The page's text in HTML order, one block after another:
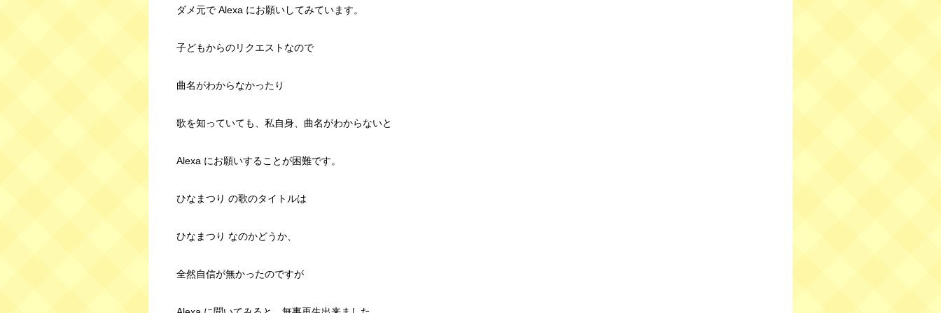
ダメ元で Alexa にお願いしてみています。
子どもからのリクエストなので
曲名がわからなかったり
歌を知っていても、私自身、曲名がわからないと
Alexa にお願いすることが困難です。
ひなまつり の歌のタイトルは
ひなまつり なのかどうか、
全然自信が無かったのですが